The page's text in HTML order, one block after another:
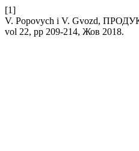
[1]
V. Popovych і V. Gvozd,
vol 22, pp 209-214, Жов 2018.